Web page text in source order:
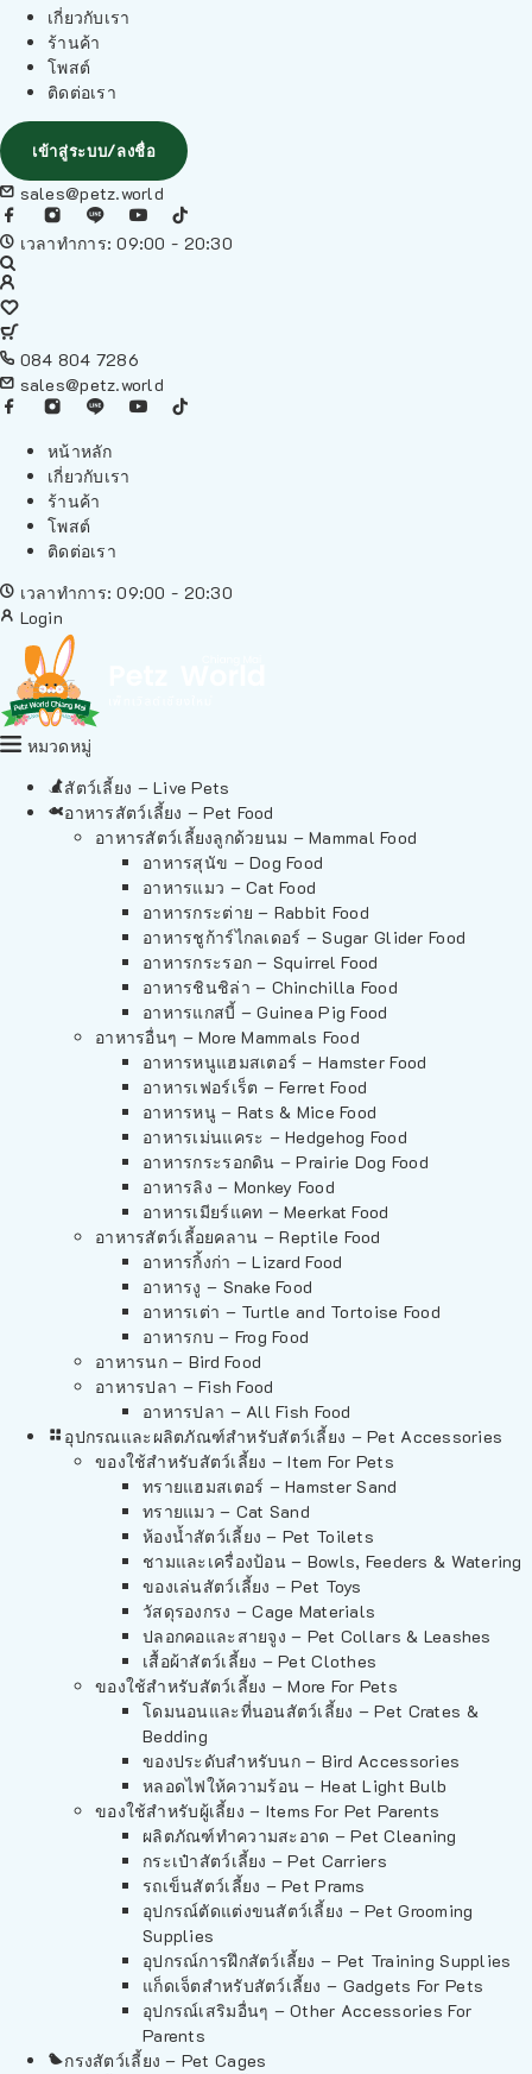
เกี่ยวกับเรา
ร้านค้า
โพสต์
ติดต่อเรา
เข้าสู่ระบบ/ลงชื่อ
sales@petz.world
เวลาทำการ: 09:00 - 20:30
084 804 7286
sales@petz.world
หน้าหลัก
เกี่ยวกับเรา
ร้านค้า
โพสต์
ติดต่อเรา
เวลาทำการ: 09:00 - 20:30
Login
หมวดหมู่
สัตว์เลี้ยง – Live Pets
อาหารสัตว์เลี้ยง – Pet Food
อาหารสัตว์เลี้ยงลูกด้วยนม – Mammal Food
อาหารสุนัข – Dog Food
อาหารแมว – Cat Food
อาหารกระต่าย – Rabbit Food
อาหารชูก้าร์ไกลเดอร์ – Sugar Glider Food
อาหารกระรอก – Squirrel Food
อาหารชินชิล่า – Chinchilla Food
อาหารแกสบี้ – Guinea Pig Food
อาหารอื่นๆ – More Mammals Food
อาหารหนูแฮมสเตอร์ – Hamster Food
อาหารเฟอร์เร็ต – Ferret Food
อาหารหนู – Rats & Mice Food
อาหารเม่นแคระ – Hedgehog Food
อาหารกระรอกดิน – Prairie Dog Food
อาหารลิง – Monkey Food
อาหารเมียร์แคท – Meerkat Food
อาหารสัตว์เลี้อยคลาน – Reptile Food
อาหารกิ้งก่า – Lizard Food
อาหารงู – Snake Food
อาหารเต่า – Turtle and Tortoise Food
อาหารกบ – Frog Food
อาหารนก – Bird Food
อาหารปลา – Fish Food
อาหารปลา – All Fish Food
อุปกรณและผลิตภัณฑ์สำหรับสัตว์เลี้ยง – Pet Accessories
ของใช้สำหรับสัตว์เลี้ยง – Item For Pets
ทรายแฮมสเตอร์ – Hamster Sand
ทรายแมว – Cat Sand
ห้องน้ำสัตว์เลี้ยง – Pet Toilets
ชามและเครื่องป้อน – Bowls, Feeders & Watering
ของเล่นสัตว์เลี้ยง – Pet Toys
วัสดุรองกรง – Cage Materials
ปลอกคอและสายจูง – Pet Collars & Leashes
เสื้อผ้าสัตว์เลี้ยง – Pet Clothes
ของใช้สำหรับสัตว์เลี้ยง – More For Pets
โดมนอนและที่นอนสัตว์เลี้ยง – Pet Crates &
Bedding
ของประดับสำหรับนก – Bird Accessories
หลอดไฟให้ความร้อน – Heat Light Bulb
ของใช้สำหรับผู้เลี้ยง – Items For Pet Parents
ผลิตภัณฑ์ทำความสะอาด – Pet Cleaning
กระเป๋าสัตว์เลี้ยง – Pet Carriers
รถเข็นสัตว์เลี้ยง – Pet Prams
อุปกรณ์ตัดแต่งขนสัตว์เลี้ยง – Pet Grooming
Supplies
อุปกรณ์การฝึกสัตว์เลี้ยง – Pet Training Supplies
แก็ดเจ็ตสำหรับสัตว์เลี้ยง – Gadgets For Pets
อุปกรณ์เสริมอื่นๆ – Other Accessories For
Parents
กรงสัตว์เลี้ยง – Pet Cages